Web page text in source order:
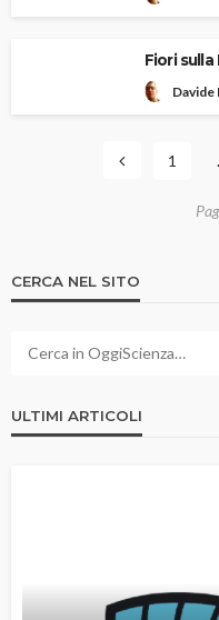
Fiori sulla
Davide
1
CERCA NEL SITO
ULTIMI ARTICOLI